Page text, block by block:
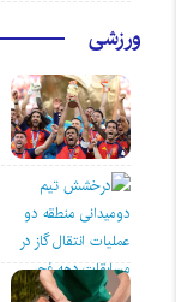
ورزشی